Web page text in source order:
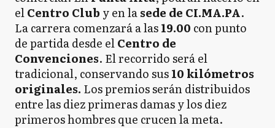
elCentro Club y en lasede de CI.MA.PA.
La carrera comenzará a las19.00 con punto
de partida desde elCentro de
Convenciones. El recorrido será el
tradicional, conservando sus10 kilómetros
originales. Los premios serán distribuidos
entre las diez primeras damas y los diez
primeros hombres que crucen la meta.